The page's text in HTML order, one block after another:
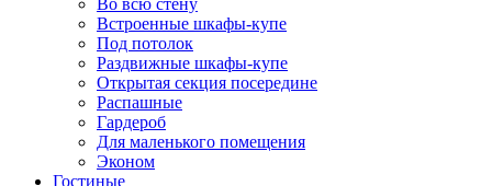
Во всю стену
Встроенные шкафы-купе
Под потолок
Раздвижные шкафы-купе
Открытая секция посередине
Распашные
Гардероб
Для маленького помещения
Эконом
Гостиные